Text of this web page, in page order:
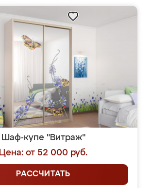
Шаф-купе "Витраж"
Цена: от 52 000 руб.
РАССЧИТАТЬ